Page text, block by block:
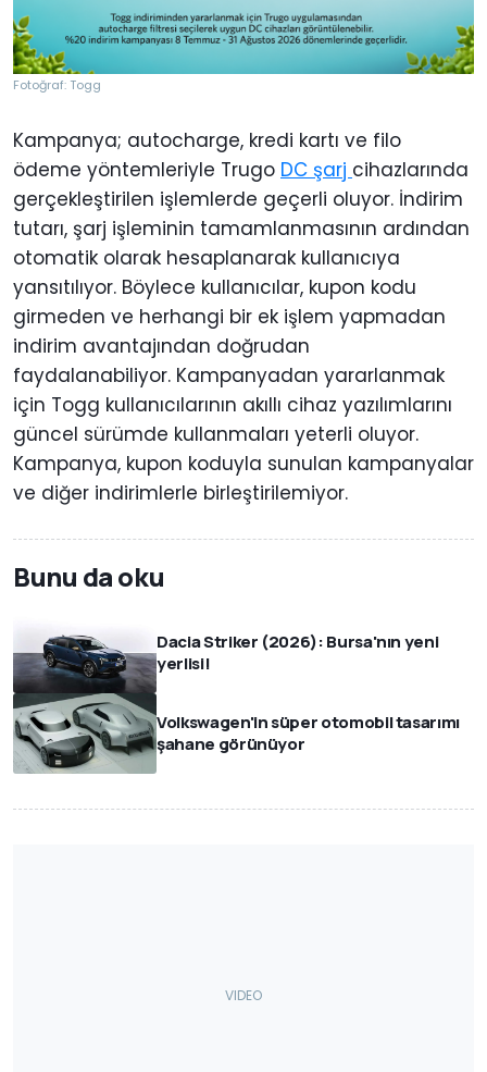
Fotoğraf: Togg
Kampanya; autocharge, kredi kartı ve filo
ödeme yöntemleriyle Trugo DC şarj cihazlarında
gerçekleştirilen işlemlerde geçerli oluyor. İndirim
tutarı, şarj işleminin tamamlanmasının ardından
otomatik olarak hesaplanarak kullanıcıya
yansıtılıyor. Böylece kullanıcılar, kupon kodu
girmeden ve herhangi bir ek işlem yapmadan
indirim avantajından doğrudan
faydalanabiliyor. Kampanyadan yararlanmak
için Togg kullanıcılarının akıllı cihaz yazılımlarını
güncel sürümde kullanmaları yeterli oluyor.
Kampanya, kupon koduyla sunulan kampanyalar
ve diğer indirimlerle birleştirilemiyor.
Bunu da oku
Dacia Striker (2026): Bursa'nın yeni
yerlisi!
Volkswagen'in süper otomobil tasarımı
şahane görünüyor